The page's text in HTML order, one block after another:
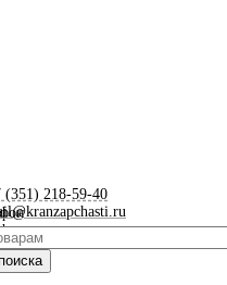
(351) 218-59-40